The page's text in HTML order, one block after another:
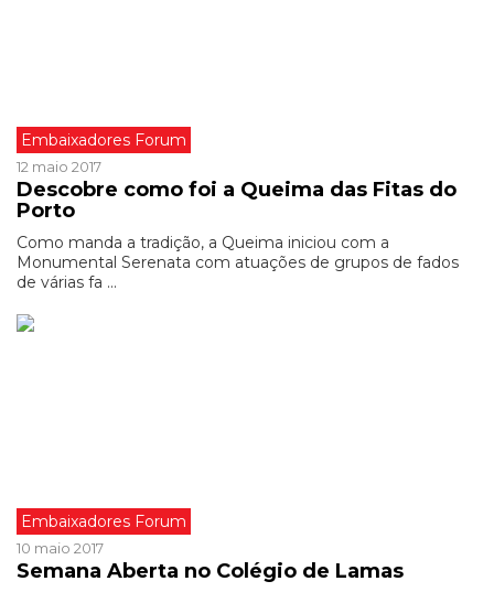
Embaixadores Forum
12 maio 2017
Descobre como foi a Queima das Fitas do
Porto
Como manda a tradição, a Queima iniciou com a
Monumental Serenata com atuações de grupos de fados
de várias fa ...
Embaixadores Forum
10 maio 2017
Semana Aberta no Colégio de Lamas